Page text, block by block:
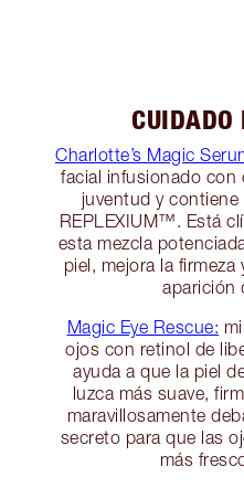
CUIDADO
Charlotte’s Magic
facial infusionado con
juventud y
REPLEXIUM™️. Está
esta mezcla
piel, mejora la
aparición
Magic Eye Rescue:
ojos con retinol de
ayuda a que la piel
luzca más suave,
maravillosamente
secreto para que las
más